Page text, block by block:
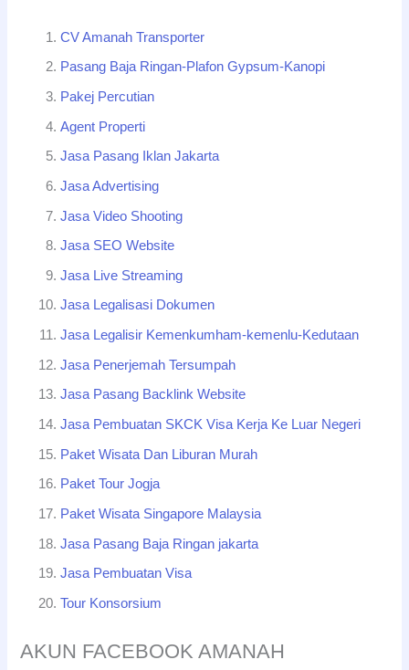
CV Amanah Transporter
Pasang Baja Ringan-Plafon Gypsum-Kanopi
Pakej Percutian
Agent Properti
Jasa Pasang Iklan Jakarta
Jasa Advertising
Jasa Video Shooting
Jasa SEO Website
Jasa Live Streaming
Jasa Legalisasi Dokumen
Jasa Legalisir Kemenkumham-kemenlu-Kedutaan
Jasa Penerjemah Tersumpah
Jasa Pasang Backlink Website
Jasa Pembuatan SKCK Visa Kerja Ke Luar Negeri
Paket Wisata Dan Liburan Murah
Paket Tour Jogja
Paket Wisata Singapore Malaysia
Jasa Pasang Baja Ringan jakarta
Jasa Pembuatan Visa
Tour Konsorsium
AKUN FACEBOOK AMANAH